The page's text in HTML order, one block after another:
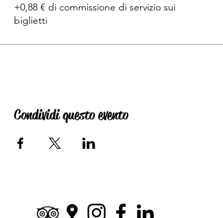
+0,88 € di commissione di servizio sui
biglietti
Condividi questo evento